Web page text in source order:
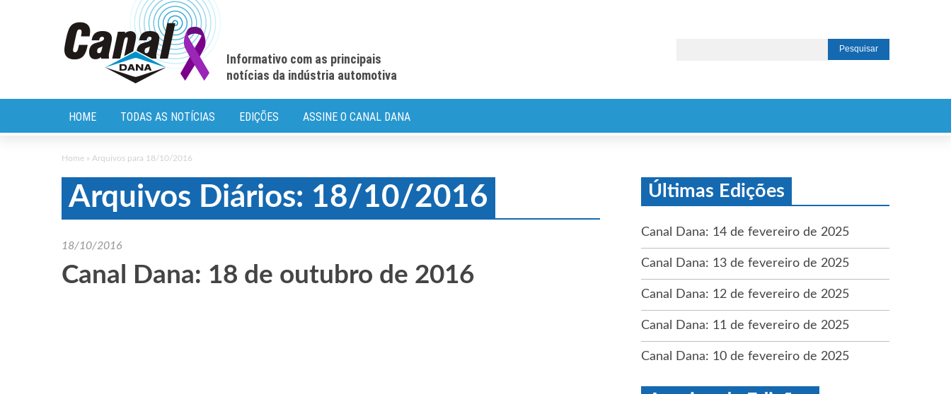
Informativo com as principais
notícias da indústria automotiva
HOME TODAS AS NOTÍCIAS EDIÇÕES ASSINE O CANAL DANA
Home » Arquivos para 18/10/2016
Arquivos Diários: 18/10/2016
18/10/2016
Canal Dana: 18 de outubro de 2016
Últimas Edições
Canal Dana: 14 de fevereiro de 2025
Canal Dana: 13 de fevereiro de 2025
Canal Dana: 12 de fevereiro de 2025
Canal Dana: 11 de fevereiro de 2025
Canal Dana: 10 de fevereiro de 2025